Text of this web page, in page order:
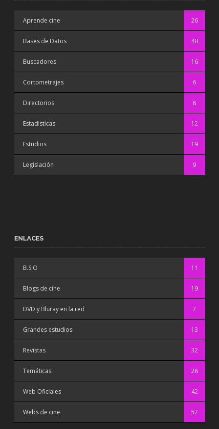
Aprende cine 26
Bases de Datos 40
Buscadores 16
Cortometrajes 6
Directorios 8
Estadísticas 12
Estudios 19
Legislación 9
ENLACES
B.S.O 11
Blogs de cine 19
DVD y Bluray en la red 7
Grandes estudios 13
Revistas 32
Temáticas 28
Web Oficiales 42
Webs de cine 57